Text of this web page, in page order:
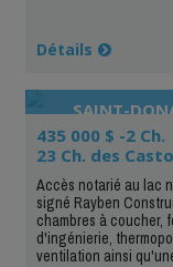
Détails
SAINT-
435 000 $ -2 Ch.
23 Ch. des
Accès notarié au lac
signé Rayben
chambres à coucher,
d'ingénierie,
ventilation ainsi